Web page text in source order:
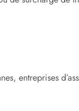
entreprises